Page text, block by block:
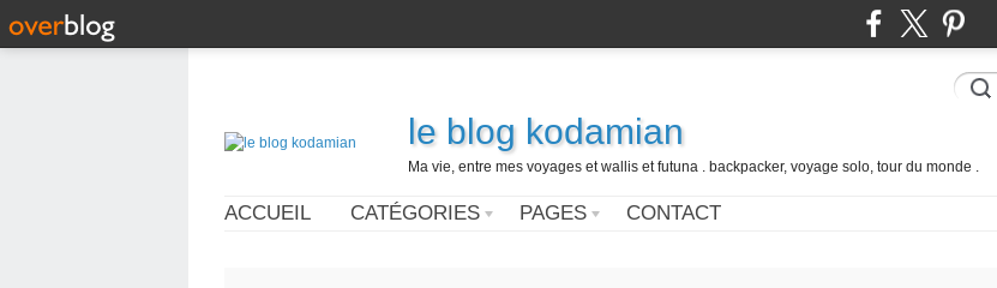
le blog kodamian
Ma vie, entre mes voyages et wallis et futuna . backpacker, voyage solo, tour du monde .
ACCUEIL CATÉGORIES PAGES CONTACT